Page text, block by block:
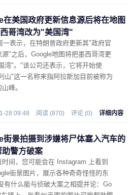
在美国政府更新信息源后将在地图
哥湾改为"美国湾"
一表示，在特朗普政府更新其"政府官
源"之后，Google地图将把墨西哥湾更
湾"。"该公司还表示，它将开始使
山"这一名称来指阿拉斯加目前被称为
峰。
28 09:48 阅读 (870) 评论 (0) 详细内容
街景拍摄到涉嫌将尸体塞入汽车的
助警方破案
时间，您可能会在 Instagram 上看到
街景图片，展示各种奇奇怪怪的东
有什么能与侦破大案之相提并论：Go